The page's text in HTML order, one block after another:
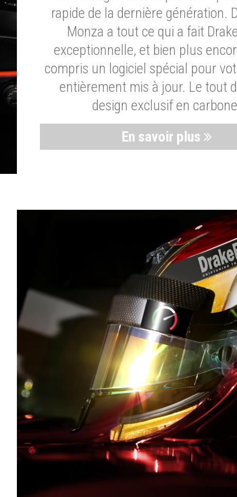
rapide de la dernière génération.
Monza a tout ce qui a fait
exceptionnelle, et bien plus
compris un logiciel spécial pour
entièrement mis à jour. Le tout
design exclusif en
En savoir plus